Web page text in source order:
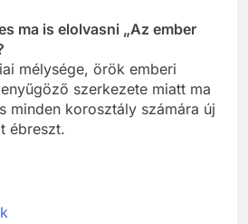
ma is elolvasni „Az ember
mélysége, örök emberi
szerkezete miatt ma
minden korosztály számára új
ébreszt.